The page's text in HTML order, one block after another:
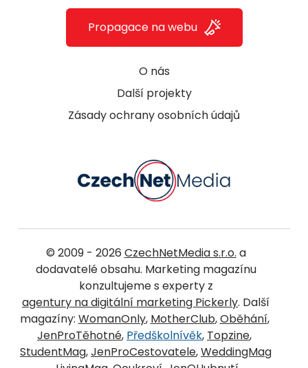
O nás
Další projekty
Zásady ochrany osobních údajů
Propagace na webu
© 2009 - 2026 CzechNetMedia s.r.o. a
dodavatelé obsahu. Marketing magazínu
konzultujeme s experty z
agentury na digitální marketing Pickerly. Další
magazíny: WomanOnly, MotherClub,Oběhání,
JenProTěhotné, Předškolnívěk, Topzine,
StudentMag,JenProCestovatele,WeddingMag